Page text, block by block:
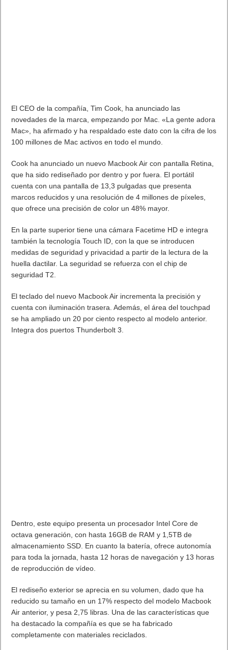
El CEO de la compañía, Tim Cook, ha anunciado las
novedades de la marca, empezando por Mac. «La gente adora
Mac», ha afirmado y ha respaldado este dato con la cifra de los
100 millones de Mac activos en todo el mundo.
Cook ha anunciado un nuevo Macbook Air con pantalla Retina,
que ha sido rediseñado por dentro y por fuera. El portátil
cuenta con una pantalla de 13,3 pulgadas que presenta
marcos reducidos y una resolución de 4 millones de píxeles,
que ofrece una precisión de color un 48% mayor.
En la parte superior tiene una cámara Facetime HD e integra
también la tecnología Touch ID, con la que se introducen
medidas de seguridad y privacidad a partir de la lectura de la
huella dactilar. La seguridad se refuerza con el chip de
seguridad T2.
El teclado del nuevo Macbook Air incrementa la precisión y
cuenta con iluminación trasera. Además, el área del touchpad
se ha ampliado un 20 por ciento respecto al modelo anterior.
Integra dos puertos Thunderbolt 3.
Dentro, este equipo presenta un procesador Intel Core de
octava generación, con hasta 16GB de RAM y 1,5TB de
almacenamiento SSD. En cuanto la batería, ofrece autonomía
para toda la jornada, hasta 12 horas de navegación y 13 horas
de reproducción de vídeo.
El rediseño exterior se aprecia en su volumen, dado que ha
reducido su tamaño en un 17% respecto del modelo Macbook
Air anterior, y pesa 2,75 libras. Una de las características que
ha destacado la compañía es que se ha fabricado
completamente con materiales reciclados.